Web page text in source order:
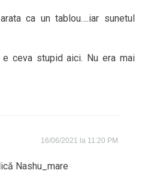
ca un tablou….iar sunetul
ceva stupid aici. Nu era mai
16/06/2021 la 11:20 PM
Nashu_mare